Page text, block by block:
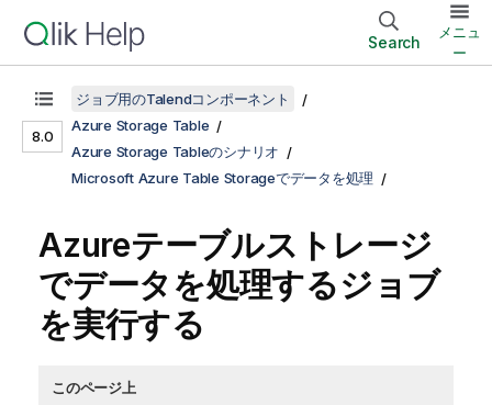
Search
メニュ
ー
8.0
ジョブ用のTalendコンポーネント
Azure Storage Table
Azure Storage Tableのシナリオ
Microsoft Azure Table Storageでデータを処理
Azureテーブルストレージ
でデータを処理するジョブ
を実行する
このページ上